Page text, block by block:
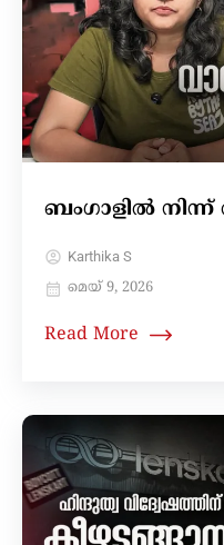
ബംഗാളിൽ
Karthika S
മെയ്‌ 9, 2026
Read More